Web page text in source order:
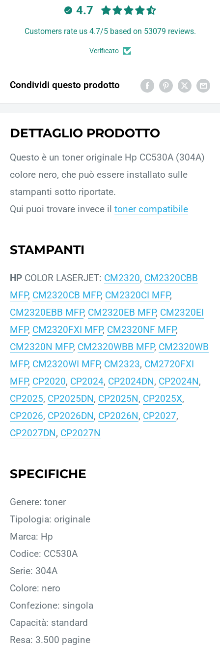
4.7
Customers rate us 4.7/5 based on 53079 reviews.
Verificato
Condividi questo prodotto
DETTAGLIO PRODOTTO
Questo è un toner originale Hp CC530A (304A)
colore nero, che può essere installato sulle
stampanti sotto riportate.
Qui puoi trovare invece il toner compatibile
STAMPANTI
HP COLOR LASERJET: CM2320, CM2320CBB
MFP, CM2320CB MFP, CM2320CI MFP,
CM2320EBB MFP, CM2320EB MFP, CM2320EI
MFP, CM2320FXI MFP, CM2320NF MFP,
CM2320N MFP, CM2320WBB MFP, CM2320WB
MFP, CM2320WI MFP, CM2323, CM2720FXI
MFP, CP2020, CP2024, CP2024DN, CP2024N,
CP2025, CP2025DN, CP2025N, CP2025X,
CP2026, CP2026DN, CP2026N, CP2027,
CP2027DN, CP2027N
SPECIFICHE
Genere: toner
Tipologia: originale
Marca: Hp
Codice: CC530A
Serie: 304A
Colore: nero
Confezione: singola
Capacità: standard
Resa: 3.500 pagine